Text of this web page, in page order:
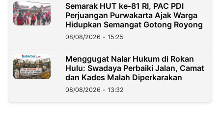
Semarak HUT ke-81 RI, PAC PDI
Perjuangan Purwakarta Ajak Warga
Hidupkan Semangat Gotong Royong
08/08/2026 - 15:25
Menggugat Nalar Hukum di Rokan
Hulu: Swadaya Perbaiki Jalan, Camat
dan Kades Malah Diperkarakan
08/08/2026 - 13:32